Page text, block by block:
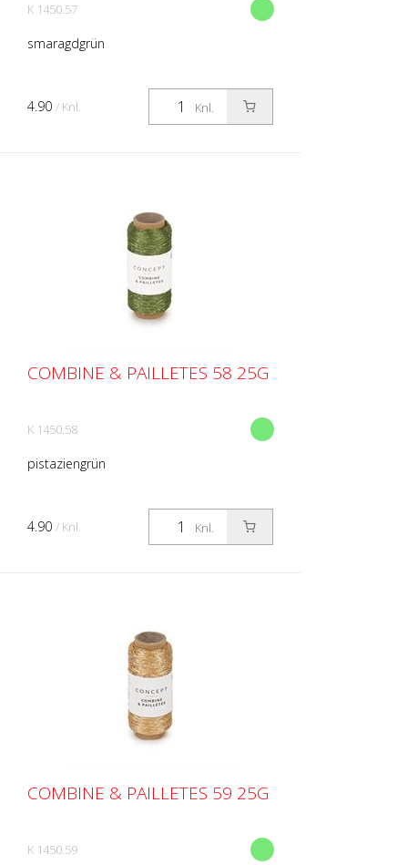
K 1450.57
smaragdgrün
Knl.
4.90 / Knl.
COMBINE & PAILLETES 58 25G
K 1450.58
pistaziengrün
Knl.
4.90 / Knl.
COMBINE & PAILLETES 59 25G
K 1450.59